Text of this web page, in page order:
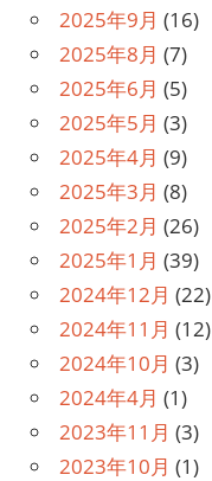
2025年9月 (16)
2025年8月 (7)
2025年6月 (5)
2025年5月 (3)
2025年4月 (9)
2025年3月 (8)
2025年2月 (26)
2025年1月 (39)
2024年12月 (22)
2024年11月 (12)
2024年10月 (3)
2024年4月 (1)
2023年11月 (3)
2023年10月 (1)